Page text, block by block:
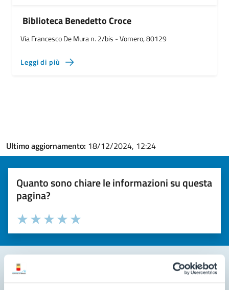
Biblioteca Benedetto Croce
Via Francesco De Mura n. 2/bis - Vomero, 80129
Leggi di più
Ultimo aggiornamento: 18/12/2024, 12:24
Quanto sono chiare le informazioni su questa
pagina?
Valuta la chiarezza delle informazioni (da 1 a 5 stelle)
Seleziona il numero di stelle per valutare la chiarezza delle
Valuta 5 stelle su 5
Valuta 4 stelle su 5
Valuta 3 stelle su 5
Valuta 2 stelle su 5
Valuta 1 stelle su 5